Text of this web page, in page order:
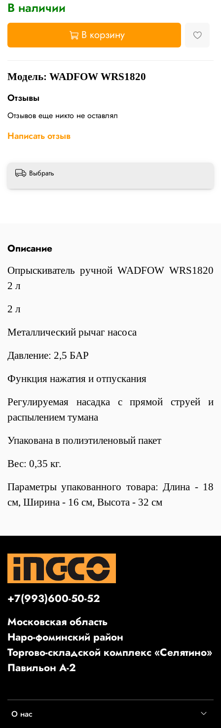
В наличии
В корзину
Модель: WADFOW WRS1820
Отзывы
Отзывов еще никто не оставлял
Написать отзыв
Выбрать
Описание
Опрыскиватель ручной WADFOW WRS1820
2 л
2 л
Металлический рычаг насоса
Давление: 2,5 БАР
Функция нажатия и отпускания
Регулируемая насадка с прямой струей и
распылением тумана
Упакована в полиэтиленовый пакет
Вес: 0,35 кг.
Параметры упакованного товара: Длина - 18
см, Ширина - 16 см, Высота - 32 см
О нас
+7(993)600-50-52
Московская область
Наро-фоминский район
Торгово-складской комплекс «Селятино»
Павильон А-2